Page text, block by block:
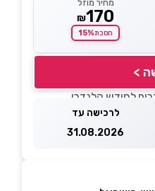
מחיר מוזל
₪170
חסכת15%
>
לרכישה עד
31.08.2026